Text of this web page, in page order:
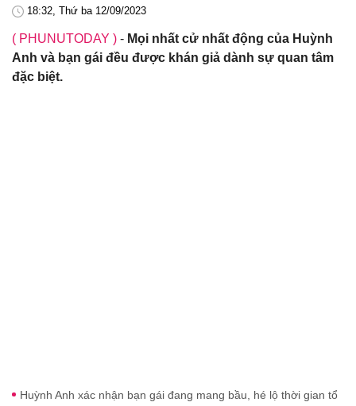
18:32, Thứ ba 12/09/2023
( PHUNUTODAY ) - Mọi nhất cử nhất động của Huỳnh
Anh và bạn gái đều được khán giả dành sự quan tâm
đặc biệt.
Huỳnh Anh xác nhận bạn gái đang mang bầu, hé lộ thời gian tổ